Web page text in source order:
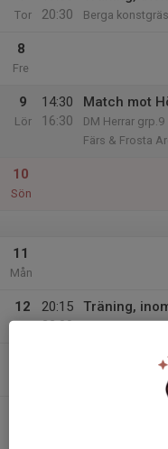
Tor
20:30
Berga
8
Fre
9
Lör
14:30
16:30
Match mot
DM Herrar grp.9
Färs & Frosta
10
Sön
11
Mån
12
20:15
22:00
Träning,
Träning,